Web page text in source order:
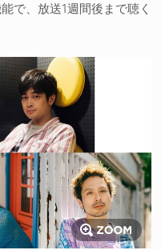
で、放送1週間後まで聴く